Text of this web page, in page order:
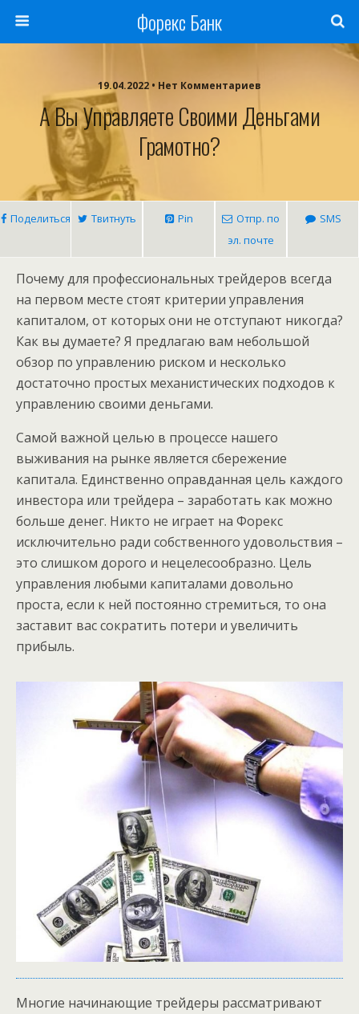
Форекс Банк
19.04.2022 • Нет Комментариев
А Вы Управляете Своими Деньгами
Грамотно?
Поделиться Твитнуть Pin
Отпр. по
эл. почте
SMS
Почему для профессиональных трейдеров всегда
на первом месте стоят критерии управления
капиталом, от которых они не отступают никогда?
Как вы думаете? Я предлагаю вам небольшой
обзор по управлению риском и несколько
достаточно простых механистических подходов к
управлению своими деньгами.
Самой важной целью в процессе нашего
выживания на рынке является сбережение
капитала. Единственно оправданная цель каждого
инвестора или трейдера – заработать как можно
больше денег. Никто не играет на Форекс
исключительно ради собственного удовольствия –
это слишком дорого и нецелесообразно. Цель
управления любыми капиталами довольно
проста, если к ней постоянно стремиться, то она
заставит вас сократить потери и увеличить
прибыль.
Многие начинающие трейдеры рассматривают